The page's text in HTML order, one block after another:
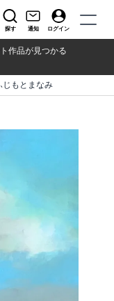
探す 通知 ログイン
作品が見つかる
じもとまなみ